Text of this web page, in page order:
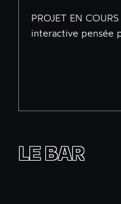
PROJET EN
interactive pensée
LE BAR